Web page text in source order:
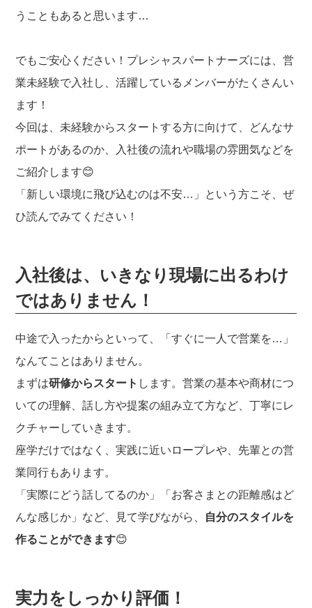
うこともあると思います…
でもご安心ください！プレシャスパートナーズには、営
業未経験で入社し、活躍しているメンバーがたくさんい
ます！
今回は、未経験からスタートする方に向けて、どんなサ
ポートがあるのか、入社後の流れや職場の雰囲気などを
ご紹介します😊
「新しい環境に飛び込むのは不安…」という方こそ、ぜ
ひ読んでみてください！
入社後は、いきなり現場に出るわけ
ではありません！
中途で入ったからといって、「すぐに一人で営業を…」
なんてことはありません。
まずは研修からスタート します。営業の基本や商材につ
いての理解、話し方や提案の組み立て方など、丁寧にレ
クチャーしていきます。
座学だけではなく、実践に近いロープレや、先輩との営
業同行もあります。
「実際にどう話してるのか」「お客さまとの距離感はど
んな感じか」など、見て学びながら、 自分のスタイルを
作ることができます😊
実力をしっかり評価！